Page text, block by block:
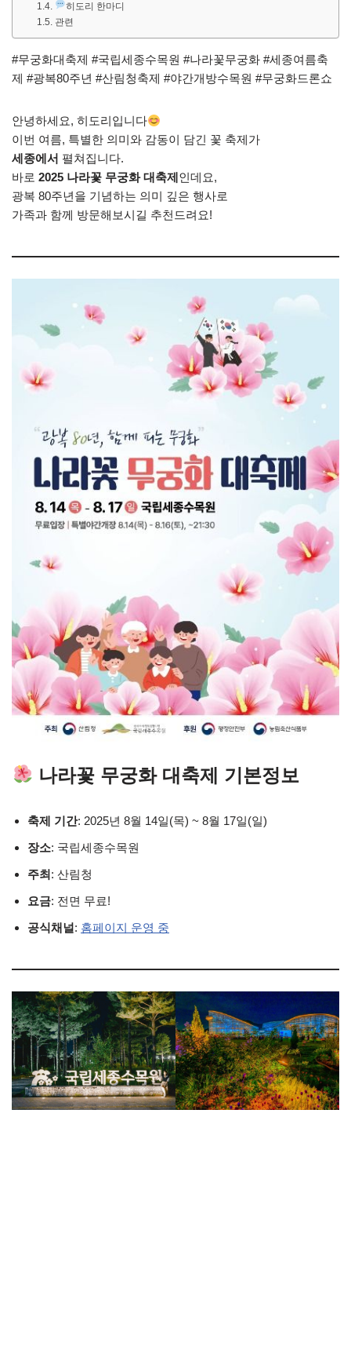
히도리 한마디
관련
#무궁화대축제 #국립세종수목원 #나라꽃무궁화 #세종여름축
제 #광복80주년 #산림청축제 #야간개방수목원 #무궁화드론쇼
안녕하세요, 히도리입니다
이번 여름, 특별한 의미와 감동이 담긴 꽃 축제가
세종에서 펼쳐집니다.
바로 2025 나라꽃 무궁화 대축제인데요,
광복 80주년을 기념하는 의미 깊은 행사로
가족과 함께 방문해보시길 추천드려요!
나라꽃 무궁화 대축제 기본정보
축제 기간: 2025년 8월 14일(목) ~ 8월 17일(일)
장소: 국립세종수목원
주최: 산림청
요금: 전면 무료!
공식채널: 홈페이지 운영 중